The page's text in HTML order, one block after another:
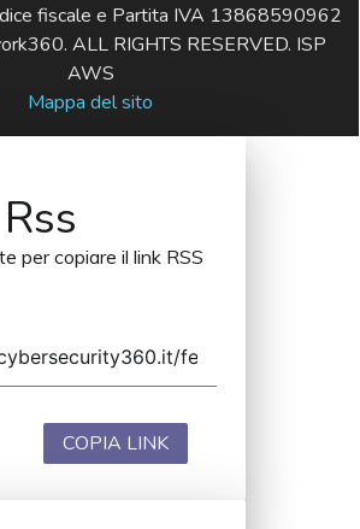
fiscale e Partita IVA 13868590962
ALL RIGHTS RESERVED. ISP
AWS
Mappa del sito
per copiare il link RSS
COPIA LINK